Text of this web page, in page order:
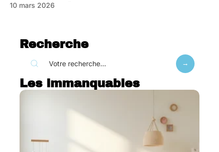
10 mars 2026
Recherche
Les immanquables